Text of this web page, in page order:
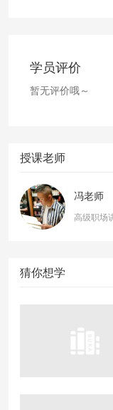
学员评价
暂无评价哦～
授课老师
冯老师
高级职场
猜你想学